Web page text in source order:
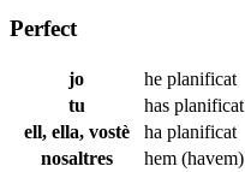
Perfect
jo he planificat
tu
has planificat
ell, ella, vostè
ha planificat
nosaltres
hem (havem)